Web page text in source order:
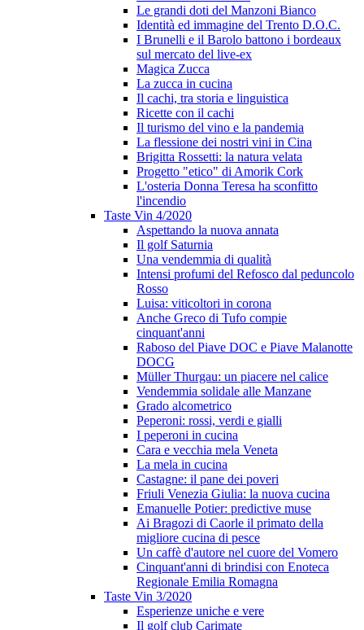
Le grandi doti del Manzoni Bianco
Identità ed immagine del Trento D.O.C.
I Brunelli e il Barolo battono i bordeaux
sul mercato del live-ex
Magica Zucca
La zucca in cucina
Il cachi, tra storia e linguistica
Ricette con il cachi
Il turismo del vino e la pandemia
La flessione dei nostri vini in Cina
Brigitta Rossetti: la natura velata
Progetto "etico" di Amorik Cork
L'osteria Donna Teresa ha sconfitto
l'incendio
Taste Vin 4/2020
Aspettando la nuova annata
Il golf Saturnia
Una vendemmia di qualità
Intensi profumi del Refosco dal peduncolo
Rosso
Luisa: viticoltori in corona
Anche Greco di Tufo compie
cinquant'anni
Raboso del Piave DOC e Piave Malanotte
DOCG
Müller Thurgau: un piacere nel calice
Vendemmia solidale alle Manzane
Grado alcometrico
Peperoni: rossi, verdi e gialli
I peperoni in cucina
Cara e vecchia mela Veneta
La mela in cucina
Castagne: il pane dei poveri
Friuli Venezia Giulia: la nuova cucina
Emanuelle Potier: predictive muse
Ai Bragozi di Caorle il primato della
migliore cucina di pesce
Un caffè d'autore nel cuore del Vomero
Cinquant'anni di brindisi con Enoteca
Regionale Emilia Romagna
Taste Vin 3/2020
Esperienze uniche e vere
Il golf club Carimate